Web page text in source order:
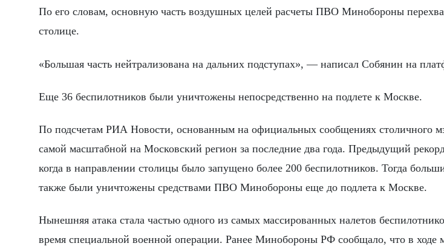
По его словам, основную часть воздушных целей расчеты ПВО Минобороны
столице.
«Большая часть нейтрализована на дальних подступах», — написал Собянин на
Еще 36 беспилотников были уничтожены непосредственно на подлете к Москве.
По подсчетам РИА Новости, основанным на официальных сообщениях столичного
самой масштабной на Московский регион за последние два года. Предыдущий
когда в направлении столицы было запущено более 200 беспилотников. Тогда
также были уничтожены средствами ПВО Минобороны еще до подлета к Москве.
Нынешняя атака стала частью одного из самых массированных налетов
время специальной военной операции. Ранее Минобороны РФ сообщало, что в ходе